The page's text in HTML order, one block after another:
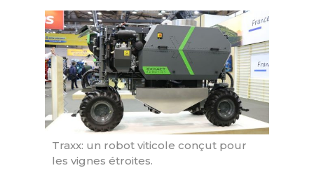
Traxx: un robot viticole conçut pour
les vignes étroites.